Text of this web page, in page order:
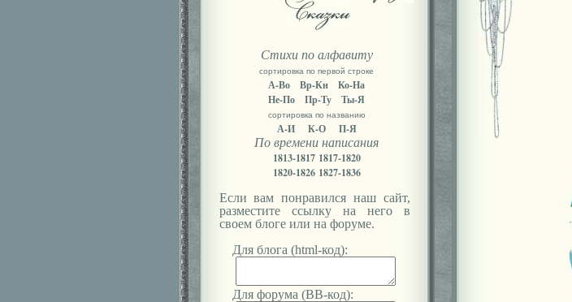
Стихи по алфавиту
сортировка по первой строке
А-Во Вр-Кн
Ко-На
Не-По
Пр-Ту Ты-Я
сортировка по названию
А-И К-О
П-Я
По времени написания
1813-1817 1817-1820
1820-1826 1827-1836
Если вам понравился наш сайт,
разместите ссылку на него в
своем блоге или на форуме.
Для блога (html-код):
Для форума (ВВ-код):